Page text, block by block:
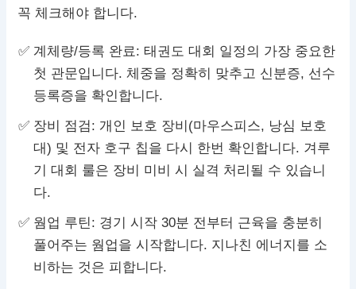
꼭 체크해야 합니다.
계체량/등록 완료: 태권도 대회 일정의 가장 중요한
첫 관문입니다. 체중을 정확히 맞추고 신분증, 선수
등록증을 확인합니다.
장비 점검: 개인 보호 장비(마우스피스, 낭심 보호
대) 및 전자 호구 칩을 다시 한번 확인합니다. 겨루
기 대회 룰은 장비 미비 시 실격 처리될 수 있습니
다.
웜업 루틴: 경기 시작 30분 전부터 근육을 충분히
풀어주는 웜업을 시작합니다. 지나친 에너지를 소
비하는 것은 피합니다.